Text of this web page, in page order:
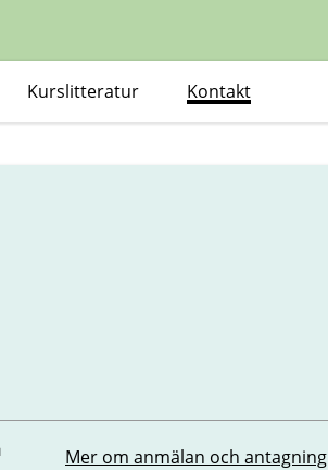
Kurslitteratur Kontakt
Mer om anmälan och antagning